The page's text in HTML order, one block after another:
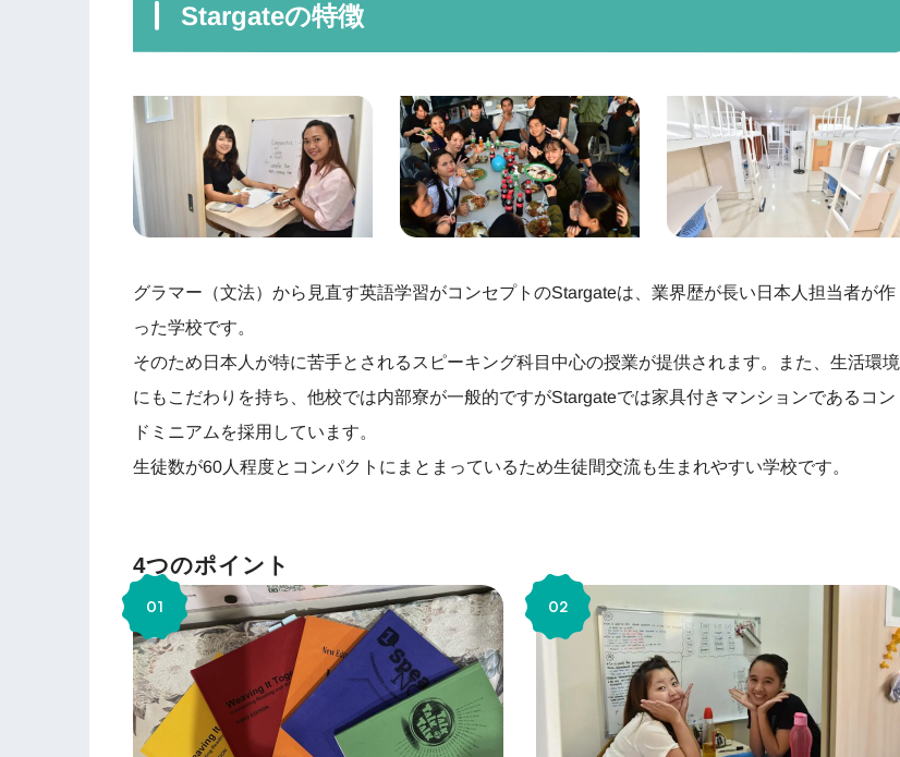
Stargateの特徴
グラマー（文法）から見直す英語学習がコンセプトのStargateは、業界歴が長い日本人担当者が作
った学校です。
そのため日本人が特に苦手とされるスピーキング科目中心の授業が提供されます。また、生活環境
にもこだわりを持ち、他校では内部寮が一般的ですがStargateでは家具付きマンションであるコン
ドミニアムを採用しています。
生徒数が60人程度とコンパクトにまとまっているため生徒間交流も生まれやすい学校です。
4つのポイント